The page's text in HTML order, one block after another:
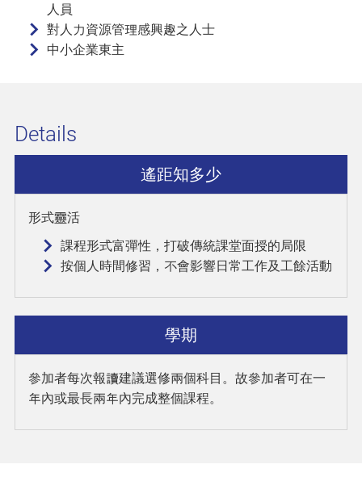
人員
對人力資源管理感興趣之人士
中小企業東主
Details
遙距知多少
形式靈活
課程形式富彈性，打破傳統課堂面授的局限
按個人時間修習，不會影響日常工作及工餘活動
學期
參加者每次報讀建議選修兩個科目。故參加者可在一
年內或最長兩年內完成整個課程。